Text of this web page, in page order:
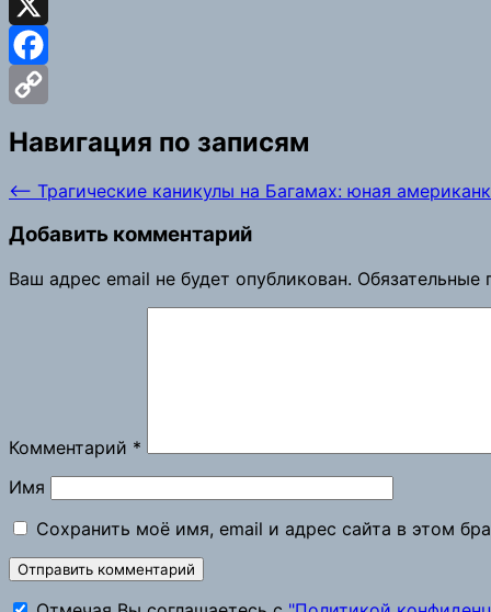
Odnoklassniki
X
Facebook
Навигация по записям
⟵ Трагические каникулы на Багамах: юная
Добавить комментарий
Ваш адрес email не будет опубликован. Обязательные
Комментарий *
Имя
Сохранить моё имя, email и адрес сайта в этом